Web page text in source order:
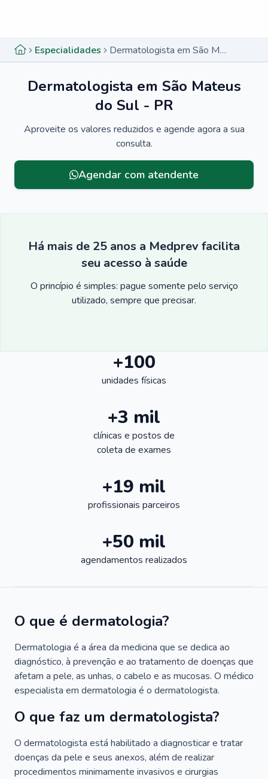
Especialidades Dermatologista em São Mateus do Sul - PR
Dermatologista em São Mateus
do Sul - PR
Aproveite os valores reduzidos e agende agora a sua
consulta.
Agendar com atendente
Há mais de 25 anos a Medprev facilita
seu acesso à saúde
O princípio é simples: pague somente pelo serviço
utilizado, sempre que precisar.
+100
unidades físicas
+3 mil
clínicas e postos de
coleta de exames
+19 mil
profissionais parceiros
+50 mil
agendamentos realizados
O que é dermatologia?
Dermatologia é a área da medicina que se dedica ao
diagnóstico, à prevenção e ao tratamento de doenças que
afetam a pele, as unhas, o cabelo e as mucosas. O médico
especialista em dermatologia é o dermatologista.
O que faz um dermatologista?
O dermatologista está habilitado a diagnosticar e tratar
doenças da pele e seus anexos, além de realizar
procedimentos minimamente invasivos e cirurgias